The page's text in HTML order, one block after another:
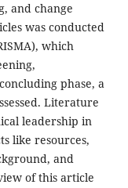
and change
was conducted
which
phase, a
Literature
leadership in
like resources,
and
of this article